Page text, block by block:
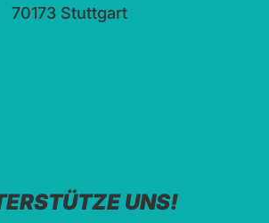
UNS!
70173 Stuttgart